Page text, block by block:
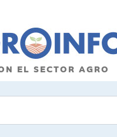
EL SECTOR AGRO